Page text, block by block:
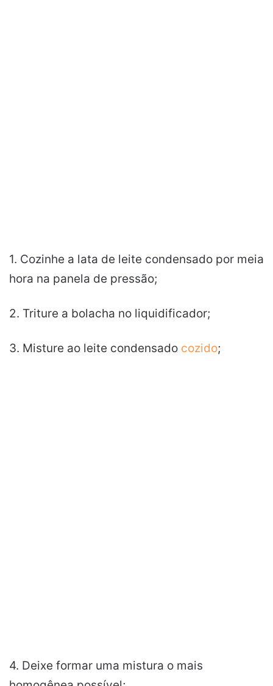
1. Cozinhe a lata de leite condensado por meia
hora na panela de pressão;
2. Triture a bolacha no liquidificador;
3. Misture ao leite condensado cozido;
4. Deixe formar uma mistura o mais